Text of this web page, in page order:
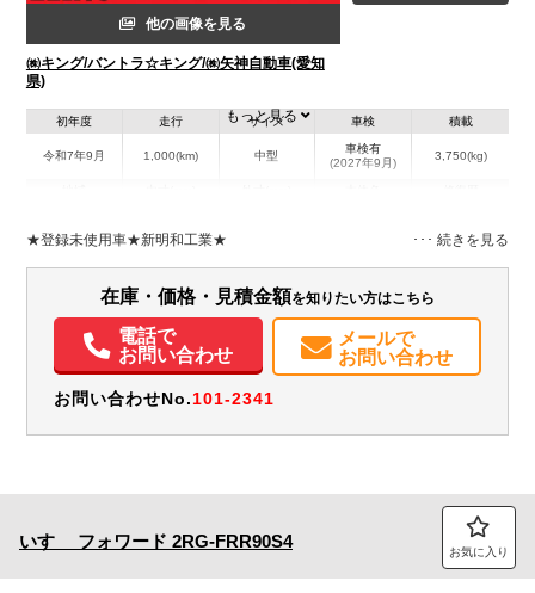
他の画像を見る
㈱キング/バントラ☆キング/㈱矢神自動車(愛知
県)
初年度
令和7年9月
走行
1,000(km)
サイズ
中型
車検
車検有
(2027年9月)
積載
3,750(kg)
愛知県 - 無
装備情報
エアコン パワステ パワーウィンドウ
もっと見る
★登録未使用車★新明和工業★
在庫・価格・見積金額を知りたい方はこちら
電話で
お問い合わせ
メールで
お問い合わせ
お問い合わせNo.101-2341
いすゞ フォワード 2RG-FRR90S4 お気に入り